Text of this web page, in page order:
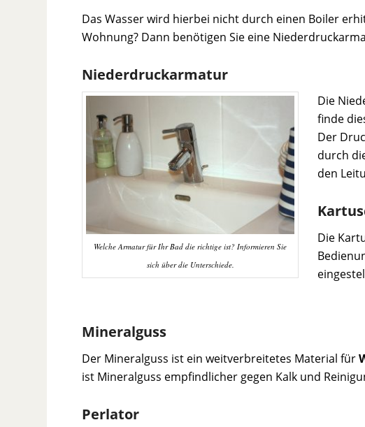
Das Wasser wird hierbei nicht durch einen Boiler
Wohnung? Dann benötigen Sie eine
Niederdruckarmatur
Welche Armatur für Ihr Bad die richtige ist? Informieren Sie
sich über die Unterschiede.
Die
finde
Der
durch
den
Die
Mineralguss
Der Mineralguss ist ein weitverbreitetes Material für
ist Mineralguss empfindlicher gegen Kalk und
Perlator